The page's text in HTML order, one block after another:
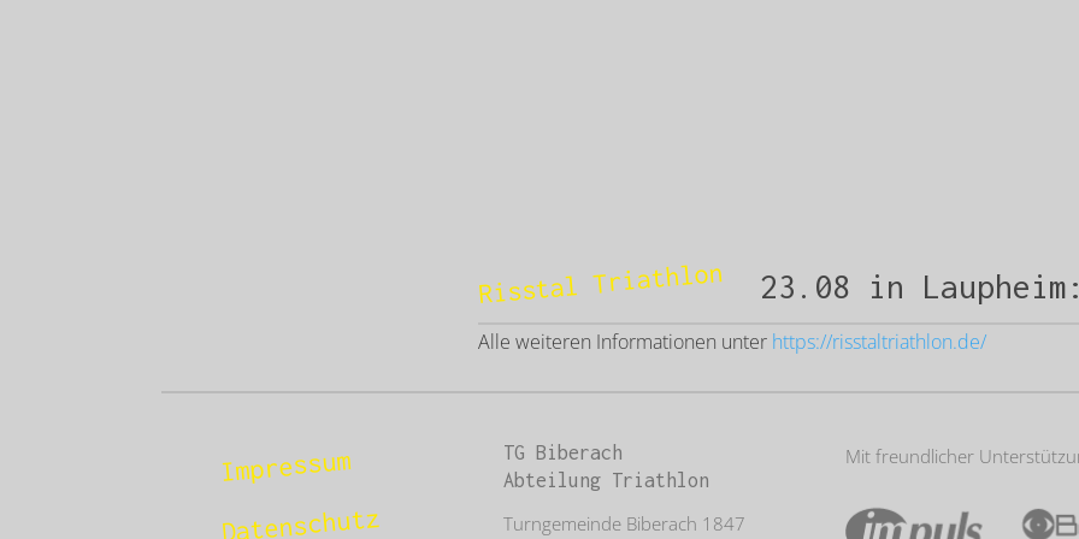
Risstal Triathlon 23.08 in Laupheim:
Alle weiteren Informationen unter https://risstaltriathlon.de/
Impressum
Datenschutz
TG Biberach
Abteilung Triathlon
Turngemeinde Biberach 1847
Mit freundlicher